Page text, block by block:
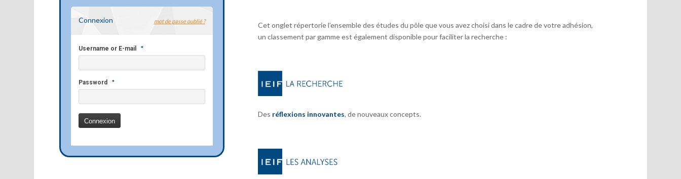
Connexion mot de passe oublié ?
Username or E-mail *
Password *
Cet onglet répertorie l’ensemble des études du pôle que vous avez choisi dans le cadre de votre adhésion,
un classement par gamme est également disponible pour faciliter la recherche :
Des réflexions innovantes, de nouveaux concepts.